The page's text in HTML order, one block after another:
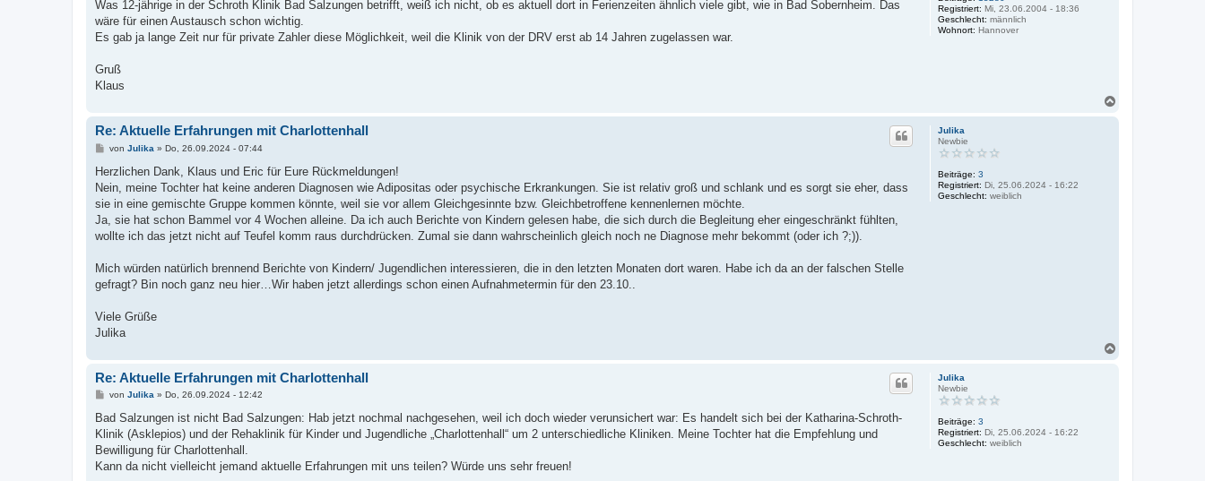
Registriert: Mi, 23.06.2004 - 18:36
Geschlecht: männlich
Wohnort: Hannover
Was 12-jährige in der Schroth Klinik Bad Salzungen betrifft, weiß ich nicht, ob es aktuell dort in Ferienzeiten ähnlich viele gibt, wie in Bad Sobernheim. Das
wäre für einen Austausch schon wichtig.
Es gab ja lange Zeit nur für private Zahler diese Möglichkeit, weil die Klinik von der DRV erst ab 14 Jahren zugelassen war.
Gruß
Klaus
Julika
Newbie
Beiträge: 3
Registriert: Di, 25.06.2024 - 16:22
Geschlecht: weiblich
Re: Aktuelle Erfahrungen mit Charlottenhall
B
i
r
a
von Julika » Do, 26.09.2024 - 07:44
Herzlichen Dank, Klaus und Eric für Eure Rückmeldungen!
Nein, meine Tochter hat keine anderen Diagnosen wie Adipositas oder psychische Erkrankungen. Sie ist relativ groß und schlank und es sorgt sie eher, dass
sie in eine gemischte Gruppe kommen könnte, weil sie vor allem Gleichgesinnte bzw. Gleichbetroffene kennenlernen möchte.
Ja, sie hat schon Bammel vor 4 Wochen alleine. Da ich auch Berichte von Kindern gelesen habe, die sich durch die Begleitung eher eingeschränkt fühlten,
wollte ich das jetzt nicht auf Teufel komm raus durchdrücken. Zumal sie dann wahrscheinlich gleich noch ne Diagnose mehr bekommt (oder ich ?;)).
Mich würden natürlich brennend Berichte von Kindern/ Jugendlichen interessieren, die in den letzten Monaten dort waren. Habe ich da an der falschen Stelle
gefragt? Bin noch ganz neu hier…Wir haben jetzt allerdings schon einen Aufnahmetermin für den 23.10..
Viele Grüße
Julika
Julika
Newbie
Beiträge: 3
Registriert: Di, 25.06.2024 - 16:22
Geschlecht: weiblich
Re: Aktuelle Erfahrungen mit Charlottenhall
B
i
r
a
von Julika» Do, 26.09.2024 - 12:42
Bad Salzungen ist nicht Bad Salzungen: Hab jetzt nochmal nachgesehen, weil ich doch wieder verunsichert war: Es handelt sich bei der Katharina-Schroth-
Klinik (Asklepios) und der Rehaklinik für Kinder und Jugendliche „Charlottenhall“ um 2 unterschiedliche Kliniken. Meine Tochter hat die Empfehlung und
Bewilligung für Charlottenhall.
Kann da nicht vielleicht jemand aktuelle Erfahrungen mit uns teilen? Würde uns sehr freuen!